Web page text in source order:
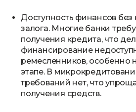
Доступность финансов
залога. Многие банки
получения кредита, что
финансирование
ремесленников, особенно
этапе. В
требований нет, что
получения средств.